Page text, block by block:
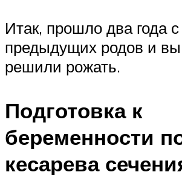
Итак, прошло два года
предыдущих родов и
решили рожать.
Подготовка к
беременности
кесарева